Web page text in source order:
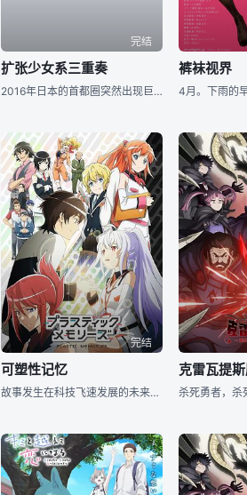
完结
扩张少女系三重奏
2016年日本的首都圈突然出现巨大的茧。从初次确认以来已经过了数月，其正体仍未判明，人们将这正体不明的茧称作Phenomenon。唯一能够明白的是被吸收到Phenomenon内侧的人们会开始发狂并
裤袜视界
完结
可塑性记忆
故事发生在科技飞速发展的未来世界，彼时，人工智能机器人早已经不是罕见之物，正慢慢地融入人类的生活之中。高考落榜之后，十八岁的青年水柿司（内匠靖明 配音）在父母的帮助下来到了SAI社工作，SAI社的